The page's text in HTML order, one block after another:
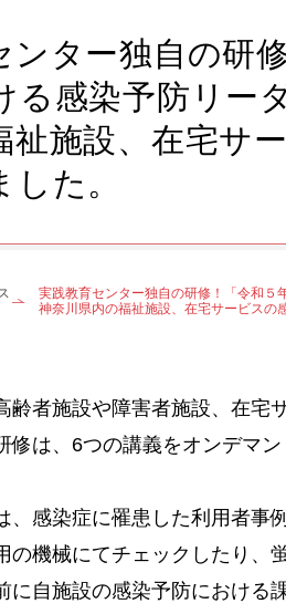
ンター独自の研
る感染予防リー
祉施設、在宅サ
た。
実践教育センター独自の研修！「令和５
神奈川県内の福祉施設、在宅サービスの
者施設や障害者施設、在宅
修は、6つの講義をオンデマ
感染症に罹患した利用者事
の機械にてチェックしたり、
自施設の感染予防における